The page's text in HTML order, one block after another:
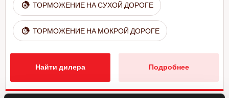
ТОРМОЖЕНИЕ НА СУХОЙ ДОРОГЕ
ТОРМОЖЕНИЕ НА МОКРОЙ ДОРОГЕ
Найти дилера Подробнее